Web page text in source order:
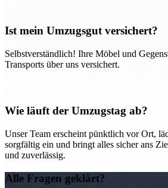
Ist mein Umzugsgut versichert?
Selbstverständlich! Ihre Möbel und
Transports über uns versichert.
Wie läuft der Umzugstag ab?
Unser Team erscheint pünktlich vor Ort,
sorgfältig ein und bringt alles sicher ans
und zuverlässig.
Alle Fragen geklärt?